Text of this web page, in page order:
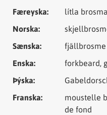
Færeyska:
lítla brosma
Norska:
Sænska:
fjällbrosme
Enska:
forkbeard,
Þýska:
Franska:
moustelle
de fond